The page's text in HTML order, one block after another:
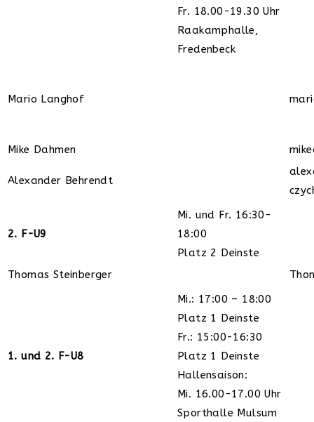
Fr. 18.00-19.30 Uhr
Raakamphalle,
Fredenbeck
Mario Langhof
Mike Dahmen
Alexander Behrendt
2. F-U9
Mi. und Fr. 16:30-
18:00
Platz 2 Deinste
Thomas Steinberger
1. und 2. F-U8
Mi.: 17:00 – 18:00
Platz 1 Deinste
Fr.: 15:00-16:30
Platz 1 Deinste
Hallensaison:
Mi. 16.00-17.00 Uhr
Sporthalle Mulsum